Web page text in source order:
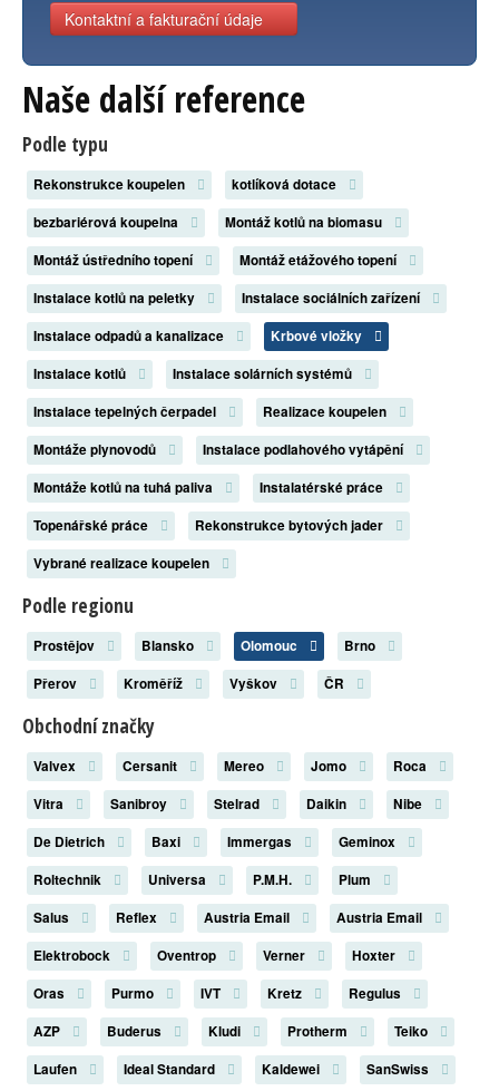
Kontaktní a fakturační údaje
Naše další reference
Podle typu
Rekonstrukce koupelen
kotlíková dotace
bezbariérová koupelna
Montáž kotlů na biomasu
Montáž ústředního topení
Montáž etážového topení
Instalace kotlů na peletky
Instalace sociálních zařízení
Instalace odpadů a kanalizace
Krbové vložky
Instalace kotlů
Instalace solárních systémů
Instalace tepelných čerpadel
Realizace koupelen
Montáže plynovodů
Instalace podlahového vytápění
Montáže kotlů na tuhá paliva
Instalatérské práce
Topenářské práce
Rekonstrukce bytových jader
Vybrané realizace koupelen
Podle regionu
Prostějov Blansko Olomouc
Brno
Přerov
Kroměříž Vyškov ČR
Obchodní značky
Valvex Cersanit Mereo Jomo
Roca
Vitra
Sanibroy Stelrad Daikin
Nibe
De Dietrich
Baxi Immergas
Geminox
Roltechnik
Universa P.M.H.
Plum
Salus
Reflex Austria Email
Austria Email
Elektrobock
Oventrop Verner
Hoxter
Oras
Purmo IVT Kretz
Regulus
AZP
Buderus Kludi Protherm
Teiko
Laufen
Ideal Standard Kaldewei SanSwiss